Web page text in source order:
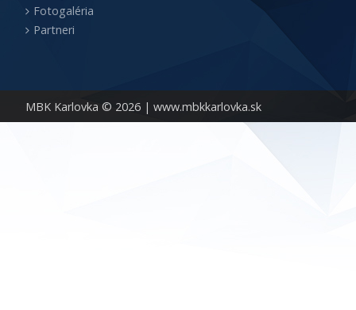
MBK Karlovka © 2026 | www.mbkkarlovka.sk
Fotogaléria
Partneri